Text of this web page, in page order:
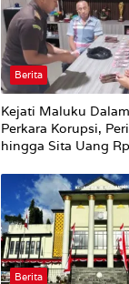
Berita
Kejati Maluku
Perkara Korupsi,
hingga Sita Uang
Berita